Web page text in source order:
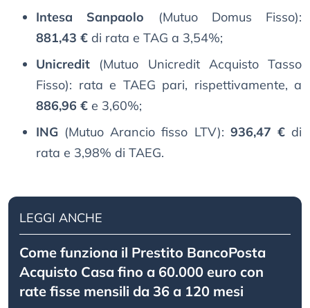
Intesa Sanpaolo (Mutuo Domus Fisso):
881,43 € di rata e TAG a 3,54%;
Unicredit (Mutuo Unicredit Acquisto Tasso
Fisso): rata e TAEG pari, rispettivamente, a
886,96 € e 3,60%;
ING (Mutuo Arancio fisso LTV): 936,47 €di
rata e 3,98% di TAEG.
LEGGI ANCHE
Come funziona il Prestito BancoPosta
Acquisto Casa fino a 60.000 euro con
rate fisse mensili da 36 a 120 mesi